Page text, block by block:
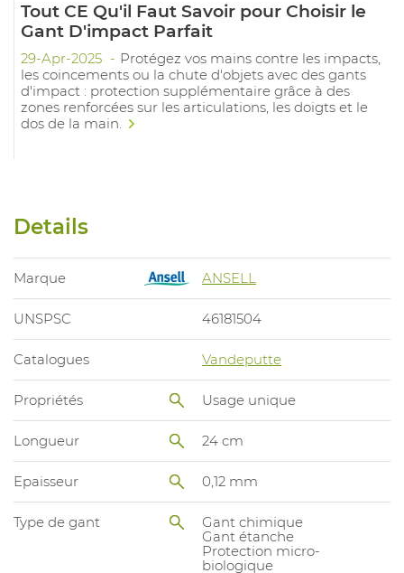
Tout CE Qu'il Faut Savoir pour Choisir le
Gant D'impact Parfait
29-Apr-2025
Protégez vos mains contre les impacts,
les coincements ou la chute d'objets avec des gants
d'impact : protection supplémentaire grâce à des
zones renforcées sur les articulations, les doigts et le
dos de la main.
Details
Marque ANSELL
UNSPSC 46181504
Catalogues Vandeputte
Propriétés Usage unique
Longueur 24 cm
Epaisseur 0,12 mm
Type de gant
Gant chimique
Gant étanche
Protection micro-
biologique